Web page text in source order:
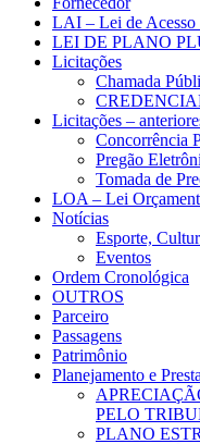
LAI – Lei de Acesso
LEI DE PLANO
Licitações
Chamada
Licitações –
Concorrência
Pregão
Tomada de
LOA – Lei
Notícias
Esporte,
Eventos
Ordem Cronológica
OUTROS
Parceiro
Passagens
Patrimônio
Planejamento e
PELO
PLANO